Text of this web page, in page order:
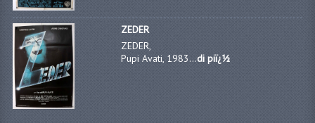
ZEDER
ZEDER,
Pupi Avati, 1983...di piï¿½